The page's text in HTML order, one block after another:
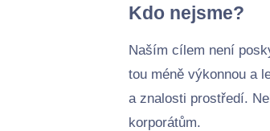
Kdo nejsme?
Naším cílem není
tou méně výkonnou a
a znalosti prostředí.
korporátům.